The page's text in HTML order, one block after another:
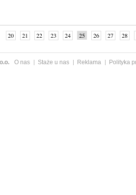
20 21 22 23 24 25 26 27 28
O nas Staże u nas Reklama
Polityka